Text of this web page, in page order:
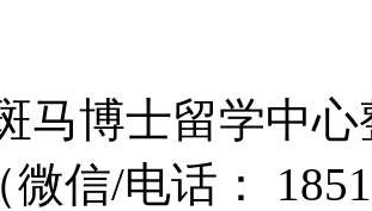
马博士留学中
信/电话：